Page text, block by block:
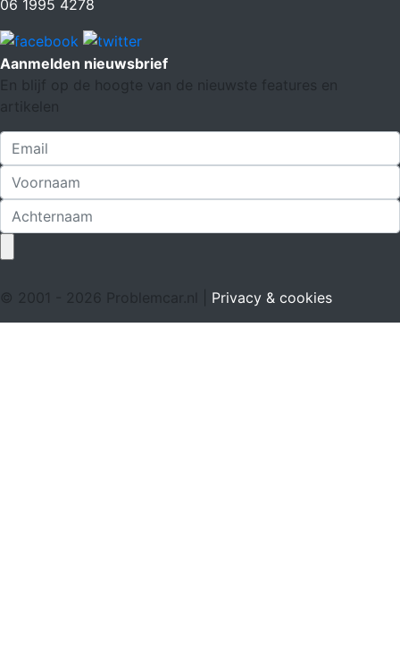
06 1995 4278
Aanmelden nieuwsbrief
En blijf op de hoogte van de nieuwste features en
artikelen
© 2001 - 2026 Problemcar.nl | Privacy & cookies